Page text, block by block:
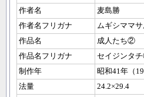
作者名
麦島勝
作者名フリガナ
ムギシママ
作品名
成人たち②
作品名フリガナ
セイジンタ
制作年
昭和41年（
法量
24.2×29.4